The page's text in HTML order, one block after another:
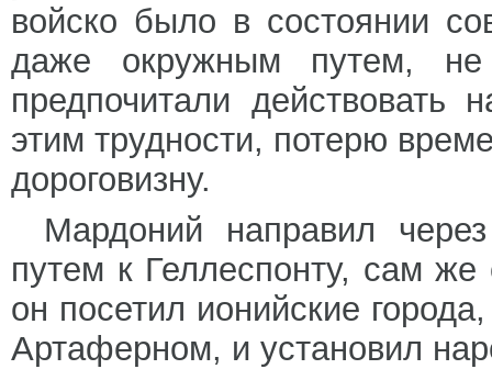
войско было в состоянии
даже окружным путем,
предпочитали
этим трудности, потерю
дороговизну.
Мардоний направил
путем к Геллеспонту, сам
он посетил ионийские
Артаферном, и установил